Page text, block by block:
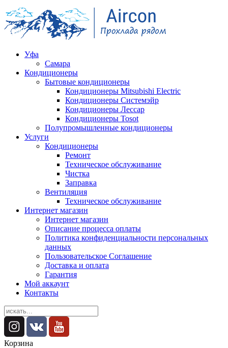
Уфа
Самара
Кондиционеры
Бытовые кондиционеры
Кондиционеры Mitsubishi Electric
Кондиционеры Системэйр
Кондиционеры Лессар
Кондиционеры Tosot
Полупромышленные кондиционеры
Услуги
Кондиционеры
Ремонт
Техническое обслуживание
Чистка
Заправка
Вентиляция
Техническое обслуживание
Интернет магазин
Интернет магазин
Описание процесса оплаты
Политика конфиденциальности персональных
данных
Пользовательское Соглашение
Доставка и оплата
Гарантия
Мой аккаунт
Контакты
Корзина